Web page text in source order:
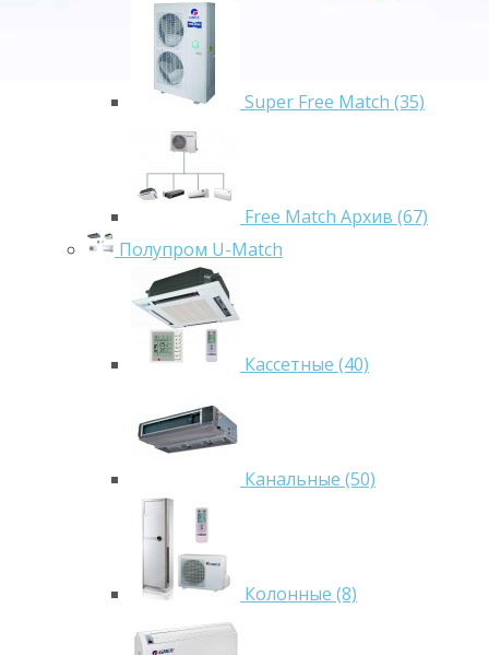
Super Free Match (35)
Free Match Архив (67)
Полупром U-Match
Кассетные (40)
Канальные (50)
Колонные (8)